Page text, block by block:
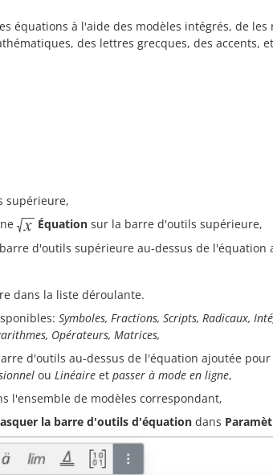
équations à l'aide des modèles intégrés, de
des lettres grecques, des accents,
supérieure,
Équation sur la barre d'outils supérieure,
d'outils supérieure au-dessus de l'équation
dans la liste déroulante.
Symboles, Fractions, Scripts, Radicaux,
Opérateurs, Matrices,
d'outils au-dessus de l'équation ajoutée
ou Linéaire et passer à mode en ligne,
l'ensemble de modèles correspondant,
la barre d'outils d'équation dans